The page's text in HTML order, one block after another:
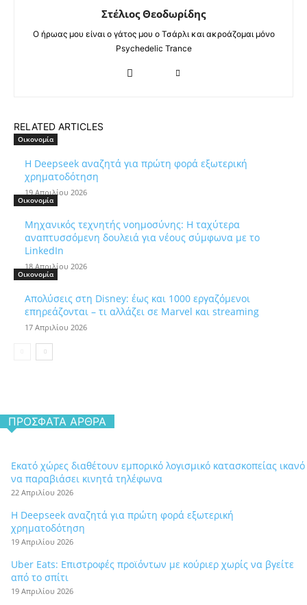
Στέλιος Θεοδωρίδης
Ο ήρωας μου είναι ο γάτος μου ο Τσάρλι και ακροάζομαι μόνο
Psychedelic Trance
RELATED ARTICLES
Οικονομία
Η Deepseek αναζητά για πρώτη φορά εξωτερική
χρηματοδότηση
19 Απριλίου 2026
Οικονομία
Μηχανικός τεχνητής νοημοσύνης: Η ταχύτερα
αναπτυσσόμενη δουλειά για νέους σύμφωνα με το
LinkedIn
18 Απριλίου 2026
Οικονομία
Απολύσεις στη Disney: έως και 1000 εργαζόμενοι
επηρεάζονται – τι αλλάζει σε Marvel και streaming
17 Απριλίου 2026
ΠΡΌΣΦΑΤΑ ΆΡΘΡΑ
Εκατό χώρες διαθέτουν εμπορικό λογισμικό κατασκοπείας ικανό
να παραβιάσει κινητά τηλέφωνα
22 Απριλίου 2026
Η Deepseek αναζητά για πρώτη φορά εξωτερική
χρηματοδότηση
19 Απριλίου 2026
Uber Eats: Επιστροφές προϊόντων με κούριερ χωρίς να βγείτε
από το σπίτι
19 Απριλίου 2026